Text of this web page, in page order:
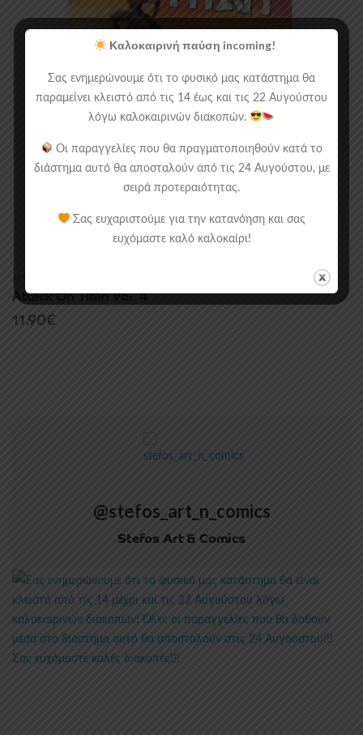
ATTACK ON TITAN
Attack On Titan Vol. 4
11.90€
@stefos_art_n_comics
Stefos Art & Comics
Καλοκαιρινή παύση incoming!
Σας ενημερώνουμε ότι το φυσικό μας κατάστημα θα
παραμείνει κλειστό από τις 14 έως και τις 22 Αυγούστου
λόγω καλοκαιρινών διακοπών.
Οι παραγγελίες που θα πραγματοποιηθούν κατά το
διάστημα αυτό θα αποσταλούν από τις 24 Αυγούστου, με
σειρά προτεραιότητας.
Σας ευχαριστούμε για την κατανόηση και σας
ευχόμαστε καλό καλοκαίρι!